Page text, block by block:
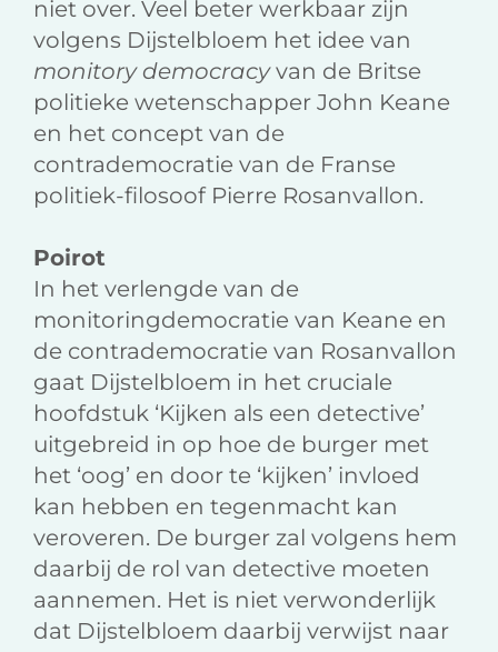
niet over. Veel beter werkbaar zijn
volgens Dijstelbloem het idee van
monitory democracyvan de Britse
politieke wetenschapper John Keane
en het concept van de
contrademocratie van de Franse
politiek-filosoof Pierre Rosanvallon.
Poirot
In het verlengde van de
monitoringdemocratie van Keane en
de contrademocratie van Rosanvallon
gaat Dijstelbloem in het cruciale
hoofdstuk ‘Kijken als een detective’
uitgebreid in op hoe de burger met
het ‘oog’ en door te ‘kijken’ invloed
kan hebben en tegenmacht kan
veroveren. De burger zal volgens hem
daarbij de rol van detective moeten
aannemen. Het is niet verwonderlijk
dat Dijstelbloem daarbij verwijst naar